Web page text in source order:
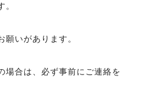
。
願いがあります。
合は、必ず事前にご連絡を